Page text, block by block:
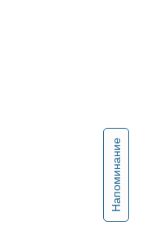
Напоминание